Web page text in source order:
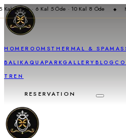
4 Öde · 6 Kal 5 Öde · 10 Kal 8 Öde
HOMEROOMS THERMAL & SPA
BALIK AQUAPARKGALLERYBLOG
TREN
RESERVATION